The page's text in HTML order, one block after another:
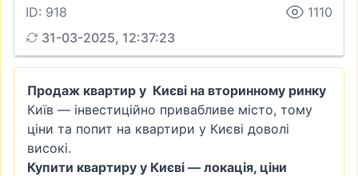
ID: 918
1110
31-03-2025, 12:37:23
Продаж квартир у Києві на вторинному ринку
Київ — інвестиційно привабливе місто, тому
ціни та попит на квартири у Києві доволі
високі.
Купити квартиру у Києві — локація, ціни